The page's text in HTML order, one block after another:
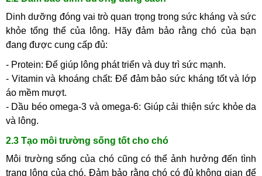
Dinh dưỡng đóng vai trò quan trọng trong sức kháng và sức
khỏe tổng thể của lông. Hãy đảm bảo rằng chó của bạn
đang được cung cấp đủ:
- Protein: Để giúp lông phát triển và duy trì sức mạnh.
- Vitamin và khoáng chất: Để đảm bảo sức kháng tốt và lớp
áo mềm mượt.
- Dầu béo omega-3 và omega-6: Giúp cải thiện sức khỏe da
và lông.
2.3 Tạo môi trường sống tốt cho chó
Môi trường sống của chó cũng có thể ảnh hưởng đến tình
trạng lông của chó. Đảm bảo rằng chó có đủ không gian để